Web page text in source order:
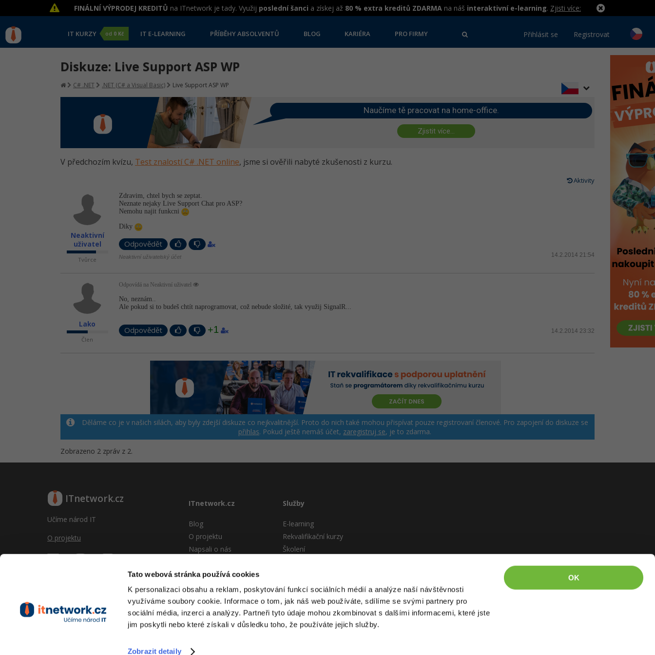
Tato webová stránka používá cookies
K personalizaci obsahu a reklam, poskytování funkcí sociálních médií a analýze naší návštěvnosti
využíváme soubory cookie. Informace o tom, jak náš web používáte, sdílíme se svými partnery pro
sociální média, inzerci a analýzy. Partneři tyto údaje mohou zkombinovat s dalšími informacemi, které jste
jim poskytli nebo které získali v důsledku toho, že používáte jejich služby.
Zobrazit detaily
OK
FINÁLNÍ VÝPRODEJ KREDITŮ na ITnetwork je tady. Využij poslední šanci a získej až 80 % extra kreditů ZDARMA na náš interaktivní e-learning. Zjisti více:
IT KURZY od 0 Kč IT E-LEARNING PŘÍBĚHY ABSOLVENTŮ BLOG KARIÉRA PRO FIRMY Přihlásit se Registrovat
Diskuze: Live Support ASP WP
C# .NET .NET (C# a Visual Basic) Live Support ASP WP
Naučíme tě pracovat na home-office.
Zjistit více...
V předchozím kvízu, Test znalostí C# .NET online, jsme si ověřili nabyté zkušenosti z kurzu.
Aktivity
Neaktivní
uživatel
Tvůrce
Zdravim, chtel bych se zeptat.
Neznate nejaky Live Support Chat pro ASP?
Nemohu najit funkcni
Diky
Odpovědět
14.2.2014 21:54
Neaktivní uživatelský účet
Lako
Člen
Odpovídá na Neaktivní uživatel
No, neznám..
Ale pokud si to budeš chtít naprogramovat, což nebude složité, tak využij SignalR...
Odpovědět +1 14.2.2014 23:32
Děláme co je v našich silách, aby byly zdejší diskuze co nejkvalitnější. Proto do nich také mohou přispívat pouze registrovaní členové. Pro zapojení do diskuze se
přihlas. Pokud ještě nemáš účet, zaregistruj se, je to zdarma.
Zobrazeno 2 zpráv z 2.
ITnetwork.cz
Učíme národ IT
O projektu
ITnetwork.cz
Blog
O projektu
Napsali o nás
Vývoj systému
Provozní podmínky
RSS
Kontakt
Služby
E-learning
Rekvalifikační kurzy
Školení